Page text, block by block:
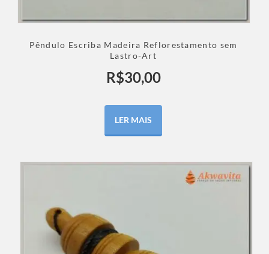
Pêndulo Escriba Madeira Reflorestamento sem
Lastro-Art
R$30,00
LER MAIS